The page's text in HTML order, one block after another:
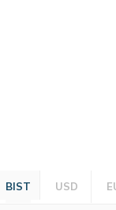
BIST USD